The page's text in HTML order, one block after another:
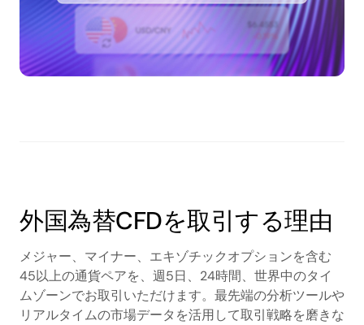
外国為替CFDを取引する理由
メジャー、マイナー、エキゾチックオプションを含む
45以上の通貨ペアを、週5日、24時間、世界中のタイ
ムゾーンでお取引いただけます。最先端の分析ツールや
リアルタイムの市場データを活用して取引戦略を磨きな